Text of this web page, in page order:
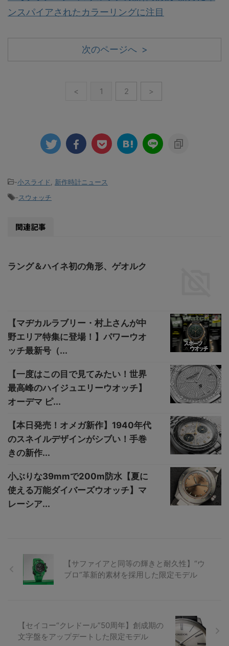
ンスパイアされたカラーリングに注目
次のページへ >
< 1 2 >
-小スライド
新作時計ニュース
-スウォッチ
関連記事
ラング＆ハイネ初の角形、ゲオルク
【マヂカルラブリー・村上さんが中
野エリア特集に登場！】パワーウオ
ッチ最新号（...
【一度はこの目で見てみたい！世界
最高峰のハイジュエリーウオッチ】
オーデマ ピ...
【本日発売！オメガ新作】1940年代
のスネイルデザインがシブい！手巻
きの新作...
小ぶりな39mmで200m防水【夏に
使える万能ダイバーズウオッチ】マ
レーシア...
【サファイアと同等の輝きと耐久性】“ウ
ブロ”革新的素材を採用した限定モデル
【セイコー“クレドール”50周年】創成期の
文字盤をアップデートした限定モデル